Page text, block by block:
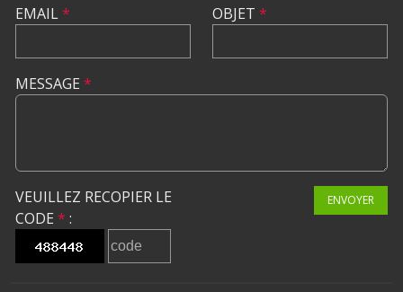
EMAIL* OBJET *
MESSAGE *
VEUILLEZ RECOPIER LE
CODE * :
ENVOYER